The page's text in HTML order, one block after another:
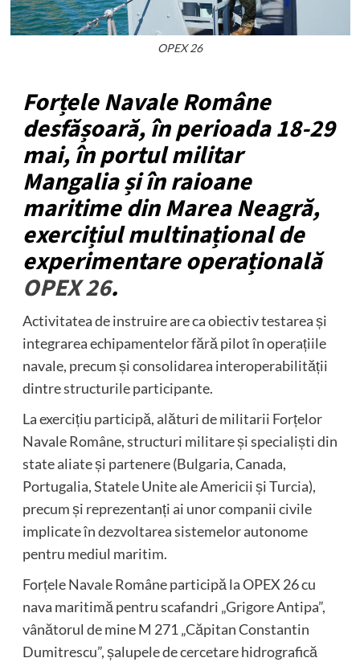
OPEX 26
Forțele Navale Române
desfășoară, în perioada 18-29
mai, în portul militar
Mangalia și în raioane
maritime din Marea Neagră,
exercițiul multinațional de
experimentare operațională
OPEX 26.
Activitatea de instruire are ca obiectiv testarea și
integrarea echipamentelor fără pilot în operațiile
navale, precum și consolidarea interoperabilității
dintre structurile participante.
La exercițiu participă, alături de militarii Forțelor
Navale Române, structuri militare și specialiști din
state aliate și partenere (Bulgaria, Canada,
Portugalia, Statele Unite ale Americii și Turcia),
precum și reprezentanți ai unor companii civile
implicate în dezvoltarea sistemelor autonome
pentru mediul maritim.
Forțele Navale Române participă la OPEX 26 cu
nava maritimă pentru scafandri „Grigore Antipa”,
vânătorul de mine M 271 „Căpitan Constantin
Dumitrescu”, șalupele de cercetare hidrografică